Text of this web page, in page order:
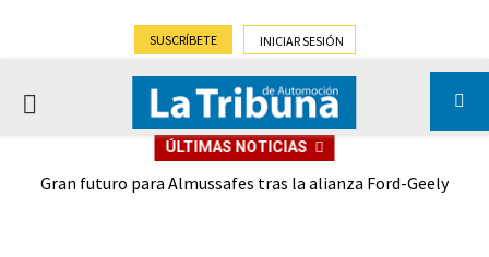
SUSCRÍBETE INICIAR SESIÓN
PRIMARY
ÚLTIMAS NOTICIAS
Gran futuro para Almussafes tras la alianza Ford-Geely